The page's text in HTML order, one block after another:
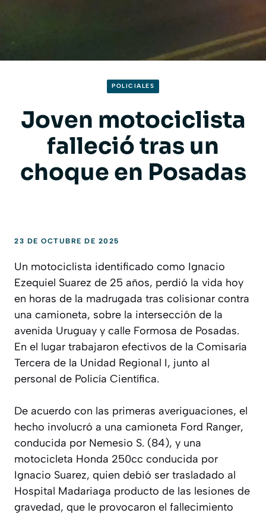
POLICIALES
Joven motociclista
falleció tras un
choque en Posadas
23 DE OCTUBRE DE 2025
Un motociclista identificado como Ignacio
Ezequiel Suarez de 25 años, perdió la vida hoy
en horas de la madrugada tras colisionar contra
una camioneta, sobre la intersección de la
avenida Uruguay y calle Formosa de Posadas.
En el lugar trabajaron efectivos de la Comisaría
Tercera de la Unidad Regional I, junto al
personal de Policía Científica.
De acuerdo con las primeras averiguaciones, el
hecho involucró a una camioneta Ford Ranger,
conducida por Nemesio S. (84), y una
motocicleta Honda 250cc conducida por
Ignacio Suarez, quien debió ser trasladado al
Hospital Madariaga producto de las lesiones de
gravedad, que le provocaron el fallecimiento